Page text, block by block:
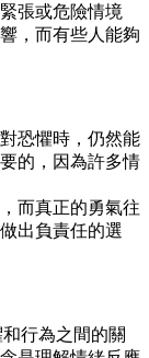
張或危險情境
，而有些人能夠
恐懼時，仍然能
的，因為許多情
而真正的勇氣往
出負責任的選
行為之間的關